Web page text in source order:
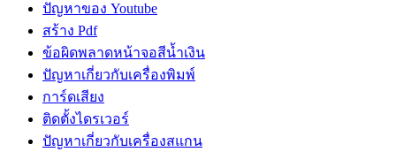
ปัญหาของ Youtube
สร้าง Pdf
ข้อผิดพลาดหน้าจอสีน้ำเงิน
ปัญหาเกี่ยวกับเครื่องพิมพ์
การ์ดเสียง
ติดตั้งไดรเวอร์
ปัญหาเกี่ยวกับเครื่องสแกน